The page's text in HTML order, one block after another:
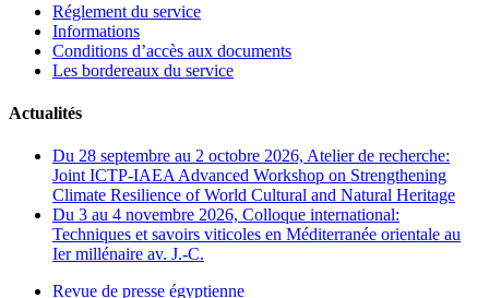
Réglement du service
Informations
Conditions d’accès aux documents
Les bordereaux du service
Actualités
Du 28 septembre au 2 octobre 2026, Atelier de recherche:
Joint ICTP-IAEA Advanced Workshop on Strengthening
Climate Resilience of World Cultural and Natural Heritage
Du 3 au 4 novembre 2026, Colloque international:
Techniques et savoirs viticoles en Méditerranée orientale au
Ier millénaire av. J.-C.
Revue de presse égyptienne